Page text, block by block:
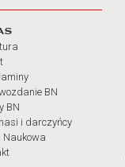
BN
BN
i darczyńcy
Naukowa